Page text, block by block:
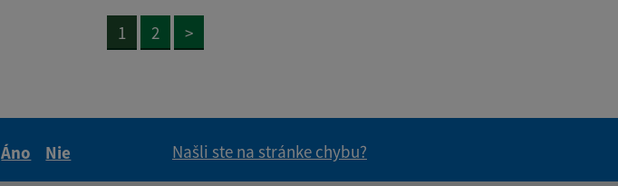
1 2 >
Áno
Nie
Našli ste na stránke chybu?